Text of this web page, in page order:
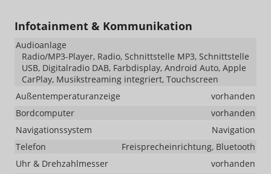
Infotainment & Kommunikation
Audioanlage
Radio/MP3-Player, Radio, Schnittstelle MP3, Schnittstelle
USB, Digitalradio DAB, Farbdisplay, Android Auto, Apple
CarPlay, Musikstreaming integriert, Touchscreen
Außentemperaturanzeige
vorhanden
Bordcomputer
vorhanden
Navigationssystem
Navigation
Telefon
Freisprecheinrichtung, Bluetooth
Uhr & Drehzahlmesser
vorhanden